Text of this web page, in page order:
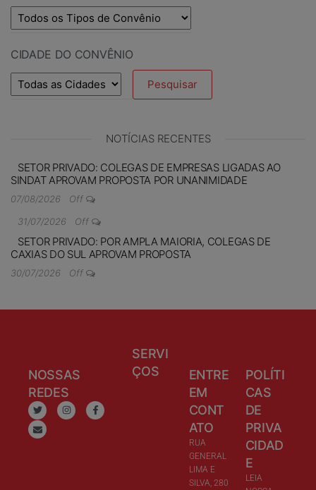
CIDADE DO CONVÊNIO
NOTÍCIAS RECENTES
SETOR PRIVADO: COLEGAS DE EMPRESAS LIGADAS AO
SINDAT APROVAM PROPOSTA POR UNANIMIDADE
07/08/2026
Off
31/07/2026
Off
SETOR PRIVADO: POR AMPLA MAIORIA, COLEGAS DE
CAXIAS DO SUL APROVAM PROPOSTA
30/07/2026 Off
NOSSAS
REDES
SERVI
ÇOS
ENTRE
EM
CONT
ATO
RUA
GENERAL
LIMA E
SILVA, 280
POLÍTI
CAS
DE
PRIVA
CIDAD
E
LEIA